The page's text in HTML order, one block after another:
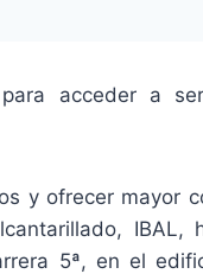
acceder a
y ofrecer mayor
5ª, en el